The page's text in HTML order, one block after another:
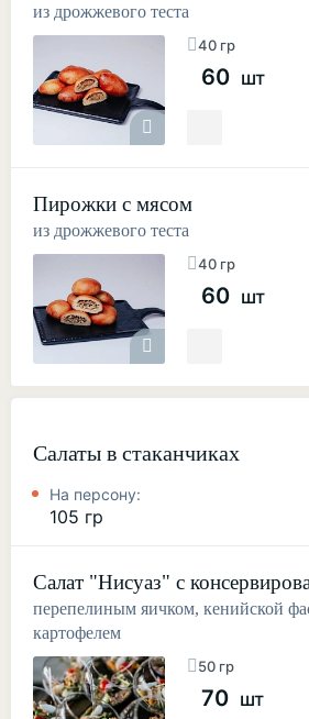
40 гр
из дрожжевого теста
60 шт
40 гр
Пирожки с мясом
из дрожжевого теста
60 шт
Салаты в стаканчиках
На персону:
105 гр
50 гр
Салат "Нисуаз" с
перепелиным яичком, кенийской
картофелем
70 шт